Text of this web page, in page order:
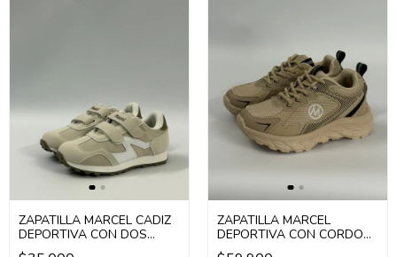
ZAPATILLA MARCEL CADIZ
DEPORTIVA CON DOS
ABROJOS 31-36 (1MCADIZ)
ZAPATILLA MARCEL
DEPORTIVA CON CORDON
31-36 (1MJEFF)